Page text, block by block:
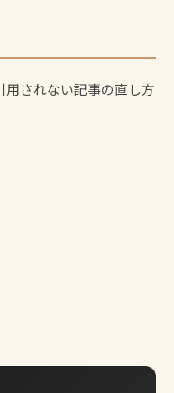
用されない記事の直し方